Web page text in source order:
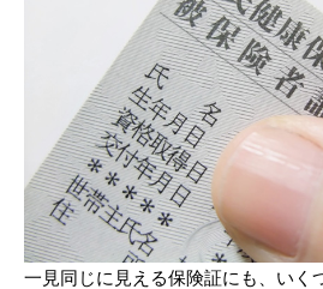
一見同じに見える保険証にも、いく